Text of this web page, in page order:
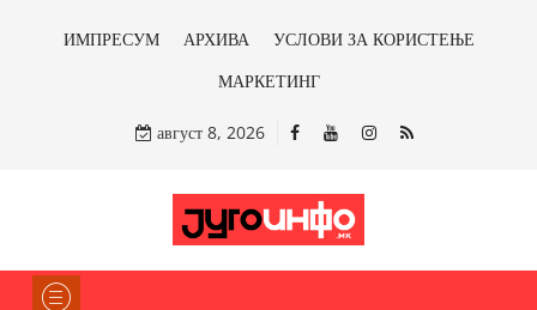
ИМПРЕСУМ АРХИВА
УСЛОВИ ЗА КОРИСТЕЊЕ
МАРКЕТИНГ
август 8, 2026